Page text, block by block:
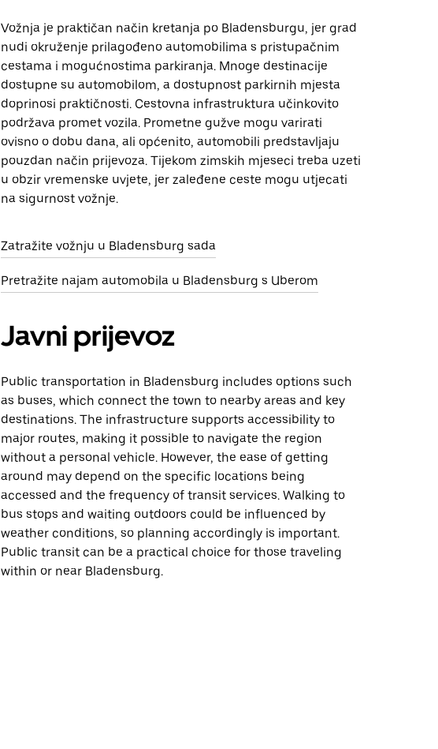
Vožnja je praktičan način kretanja po Bladensburgu, jer grad
nudi okruženje prilagođeno automobilima s pristupačnim
cestama i mogućnostima parkiranja. Mnoge destinacije
dostupne su automobilom, a dostupnost parkirnih mjesta
doprinosi praktičnosti. Cestovna infrastruktura učinkovito
podržava promet vozila. Prometne gužve mogu varirati
ovisno o dobu dana, ali općenito, automobili predstavljaju
pouzdan način prijevoza. Tijekom zimskih mjeseci treba uzeti
u obzir vremenske uvjete, jer zaleđene ceste mogu utjecati
na sigurnost vožnje.
Zatražite vožnju u Bladensburg sada
Pretražite najam automobila u Bladensburg s Uberom
Javni prijevoz
Public transportation in Bladensburg includes options such
as buses, which connect the town to nearby areas and key
destinations. The infrastructure supports accessibility to
major routes, making it possible to navigate the region
without a personal vehicle. However, the ease of getting
around may depend on the specific locations being
accessed and the frequency of transit services. Walking to
bus stops and waiting outdoors could be influenced by
weather conditions, so planning accordingly is important.
Public transit can be a practical choice for those traveling
within or near Bladensburg.